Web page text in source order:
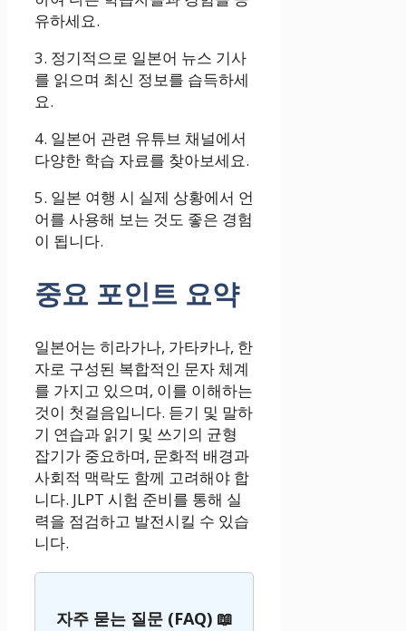
유하세요.
3. 정기적으로 일본어 뉴스 기사
를 읽으며 최신 정보를 습득하세
요.
4. 일본어 관련 유튜브 채널에서
다양한 학습 자료를 찾아보세요.
5. 일본 여행 시 실제 상황에서 언
어를 사용해 보는 것도 좋은 경험
이 됩니다.
중요 포인트 요약
일본어는 히라가나, 가타카나, 한
자로 구성된 복합적인 문자 체계
를 가지고 있으며, 이를 이해하는
것이 첫걸음입니다. 듣기 및 말하
기 연습과 읽기 및 쓰기의 균형
잡기가 중요하며, 문화적 배경과
사회적 맥락도 함께 고려해야 합
니다. JLPT 시험 준비를 통해 실
력을 점검하고 발전시킬 수 있습
니다.
자주 묻는 질문 (FAQ) 📖